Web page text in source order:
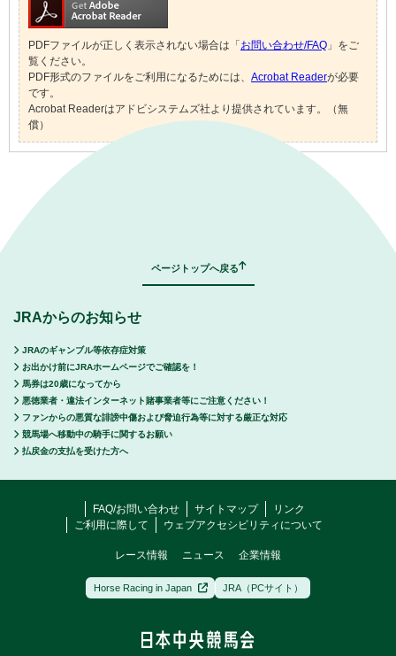
PDFファイルが正しく表示されない場合は「お問い合わせ/FAQ 」をご
覧ください。
PDF形式のファイルをご利用になるためには、 Acrobat Readerが必要
です。
Acrobat Readerはアドビシステムズ社より提供されています。（無
償）
ページトップへ戻る
JRAからのお知らせ
JRAのギャンブル等依存症対策
お出かけ前にJRAホームページでご確認を！
馬券は20歳になってから
悪徳業者・違法インターネット賭事業者等にご注意ください！
ファンからの悪質な誹謗中傷および脅迫行為等に対する厳正な対応
競馬場へ移動中の騎手に関するお願い
払戻金の支払を受けた方へ
FAQ/お問い合わせ サイトマップ
リンク
ご利用に際して
ウェブアクセシビリティについて
レース情報 ニュース 企業情報
Horse Racing in Japan JRA（PCサイト）